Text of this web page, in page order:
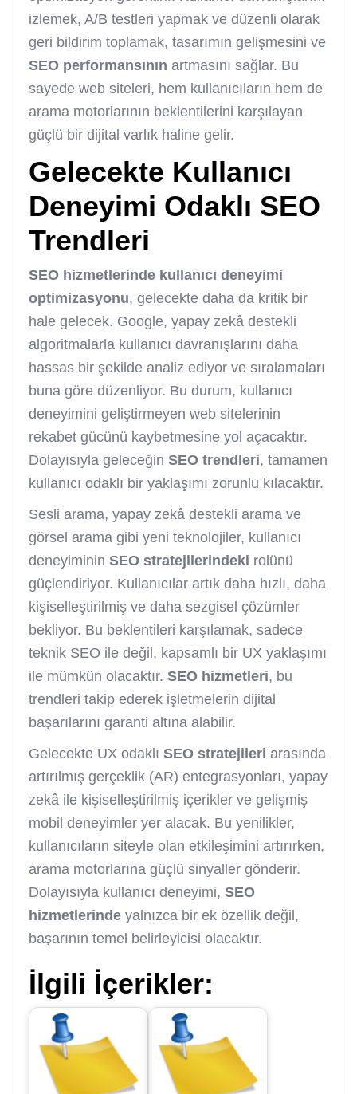
izlemek, A/B testleri yapmak ve düzenli olarak
geri bildirim toplamak, tasarımın gelişmesini ve
SEO performansının artmasını sağlar. Bu
sayede web siteleri, hem kullanıcıların hem de
arama motorlarının beklentilerini karşılayan
güçlü bir dijital varlık haline gelir.
Gelecekte Kullanıcı
Deneyimi Odaklı SEO
Trendleri
SEO hizmetlerinde kullanıcı deneyimi
optimizasyonu, gelecekte daha da kritik bir
hale gelecek. Google, yapay zekâ destekli
algoritmalarla kullanıcı davranışlarını daha
hassas bir şekilde analiz ediyor ve sıralamaları
buna göre düzenliyor. Bu durum, kullanıcı
deneyimini geliştirmeyen web sitelerinin
rekabet gücünü kaybetmesine yol açacaktır.
Dolayısıyla geleceğin SEO trendleri, tamamen
kullanıcı odaklı bir yaklaşımı zorunlu kılacaktır.
Sesli arama, yapay zekâ destekli arama ve
görsel arama gibi yeni teknolojiler, kullanıcı
deneyiminin SEO stratejilerindeki rolünü
güçlendiriyor. Kullanıcılar artık daha hızlı, daha
kişiselleştirilmiş ve daha sezgisel çözümler
bekliyor. Bu beklentileri karşılamak, sadece
teknik SEO ile değil, kapsamlı bir UX yaklaşımı
ile mümkün olacaktır. SEO hizmetleri, bu
trendleri takip ederek işletmelerin dijital
başarılarını garanti altına alabilir.
Gelecekte UX odaklı SEO stratejileri arasında
artırılmış gerçeklik (AR) entegrasyonları, yapay
zekâ ile kişiselleştirilmiş içerikler ve gelişmiş
mobil deneyimler yer alacak. Bu yenilikler,
kullanıcıların siteyle olan etkileşimini artırırken,
arama motorlarına güçlü sinyaller gönderir.
Dolayısıyla kullanıcı deneyimi, SEO
hizmetlerinde yalnızca bir ek özellik değil,
başarının temel belirleyicisi olacaktır.
İlgili İçerikler: